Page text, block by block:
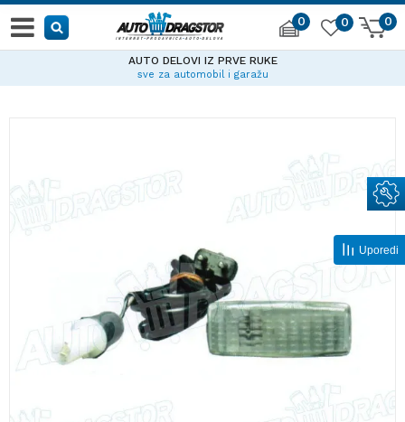
0 0
0
AUTO DELOVI IZ PRVE RUKE
sve za automobil i garažu
Uporedi